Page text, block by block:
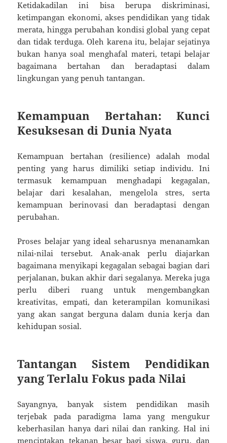
Ketidakadilan ini bisa berupa diskriminasi,
ketimpangan ekonomi, akses pendidikan yang tidak
merata, hingga perubahan kondisi global yang cepat
dan tidak terduga. Oleh karena itu, belajar sejatinya
bukan hanya soal menghafal materi, tetapi belajar
bagaimana bertahan dan beradaptasi dalam
lingkungan yang penuh tantangan.
Kemampuan Bertahan: Kunci
Kesuksesan di Dunia Nyata
Kemampuan bertahan (resilience) adalah modal
penting yang harus dimiliki setiap individu. Ini
termasuk kemampuan menghadapi kegagalan,
belajar dari kesalahan, mengelola stres, serta
kemampuan berinovasi dan beradaptasi dengan
perubahan.
Proses belajar yang ideal seharusnya menanamkan
nilai-nilai tersebut. Anak-anak perlu diajarkan
bagaimana menyikapi kegagalan sebagai bagian dari
perjalanan, bukan akhir dari segalanya. Mereka juga
perlu diberi ruang untuk mengembangkan
kreativitas, empati, dan keterampilan komunikasi
yang akan sangat berguna dalam dunia kerja dan
kehidupan sosial.
Tantangan Sistem Pendidikan
yang Terlalu Fokus pada Nilai
Sayangnya, banyak sistem pendidikan masih
terjebak pada paradigma lama yang mengukur
keberhasilan hanya dari nilai dan ranking. Hal ini
menciptakan tekanan besar bagi siswa, guru, dan